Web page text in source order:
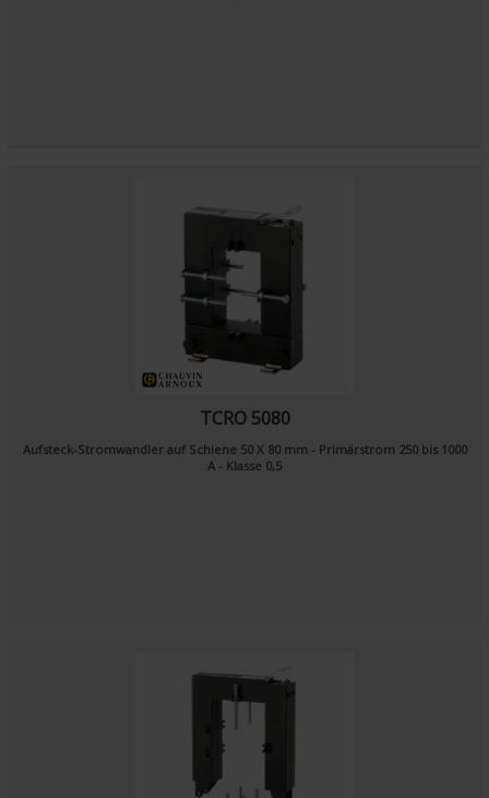
TCRO 5080
Aufsteck-Stromwandler auf Schiene 50 X 80 mm - Primärstrom 250 bis 1000
A - Klasse 0,5